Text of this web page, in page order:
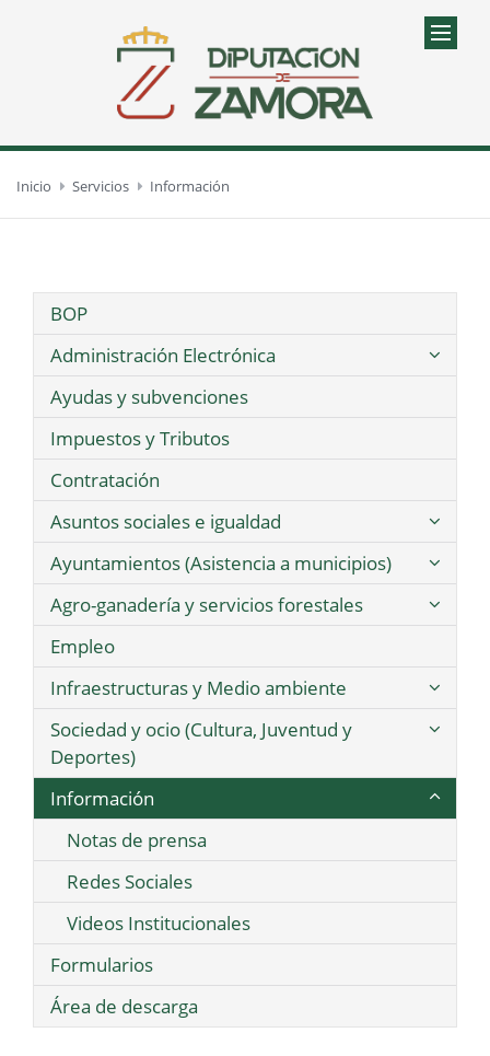
Inicio Servicios Información
BOP
Administración Electrónica
Ayudas y subvenciones
Impuestos y Tributos
Contratación
Asuntos sociales e igualdad
Ayuntamientos (Asistencia a municipios)
Agro-ganadería y servicios forestales
Empleo
Infraestructuras y Medio ambiente
Sociedad y ocio (Cultura, Juventud y
Deportes)
Información
Notas de prensa
Redes Sociales
Videos Institucionales
Formularios
Área de descarga